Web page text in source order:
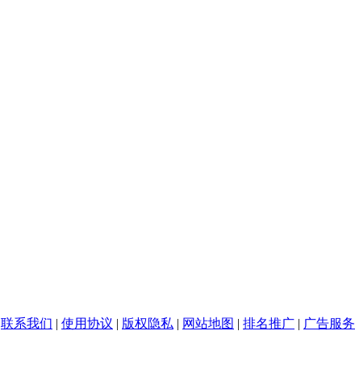
联系我们 | 使用协议 | 版权隐私 | 网站地图 | 排名推广 | 广告服务